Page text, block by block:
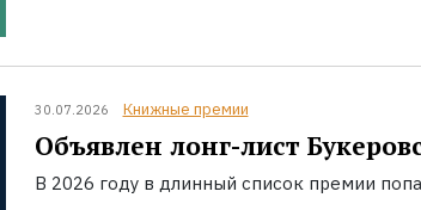
30.07.2026 Книжные премии
Объявлен лонг-лист
В 2026 году в длинный список премии